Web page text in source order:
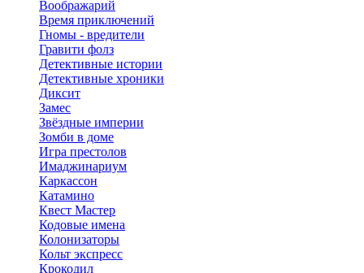
Воображарий
Время приключений
Гномы - вредители
Гравити фолз
Детективные истории
Детективные хроники
Диксит
Замес
Звёздные империи
Зомби в доме
Игра престолов
Имаджинариум
Каркассон
Катамино
Квест Мастер
Кодовые имена
Колонизаторы
Кольт экспресс
Крокодил